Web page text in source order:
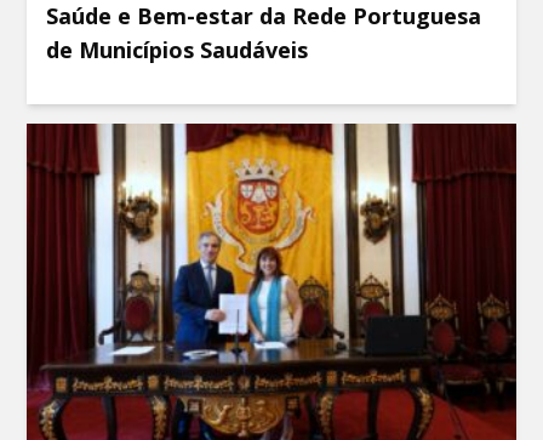
Saúde e Bem-estar da Rede Portuguesa
de Municípios Saudáveis